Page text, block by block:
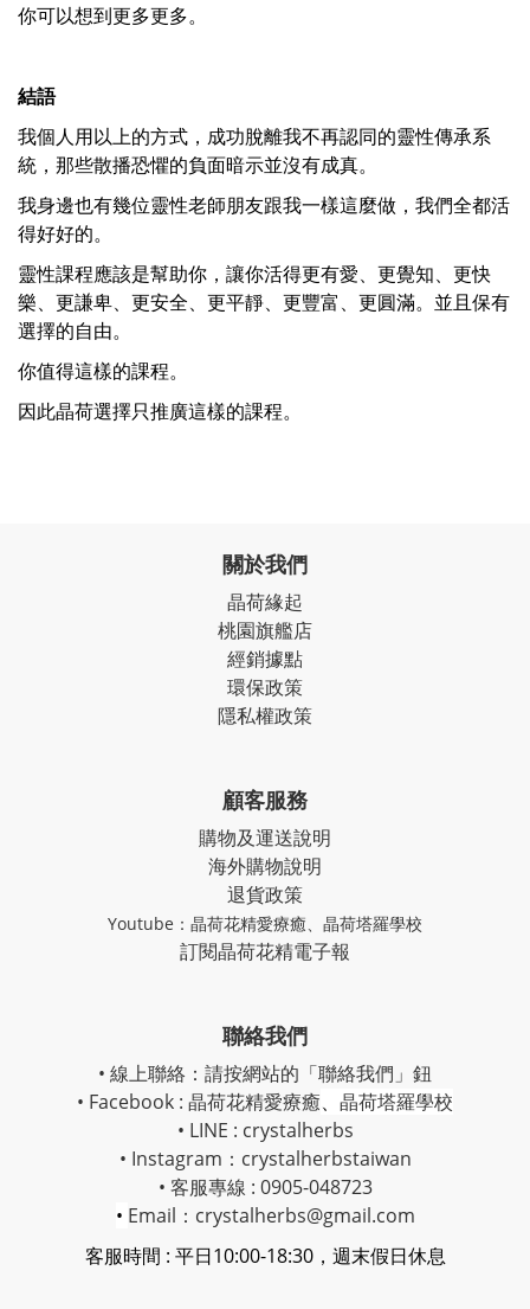
你可以想到更多更多。
結語
我個人用以上的方式，成功脫離我不再認同的靈性傳承系
統，那些散播恐懼的負面暗示並沒有成真。
我身邊也有幾位靈性老師朋友跟我一樣這麼做，我們全都活
得好好的。
靈性課程應該是幫助你，讓你活得更有愛、更覺知、更快
樂、更謙卑、更安全、更平靜、更豐富、更圓滿。並且保有
選擇的自由。
你值得這樣的課程。
因此晶荷選擇只推廣這樣的課程。
關於我們
晶荷緣起
桃園旗艦店
經銷據點
環保政策
隱私權政策
顧客服務
購物及運送說明
海外購物說明
退貨政策
Youtube： 晶荷花精愛療癒、 晶荷塔羅學校
訂閱晶荷花精電子報
聯絡我們
• 線上聯絡：請按網站的「聯絡我們」鈕
• Facebook : 晶荷花精愛療癒、 晶荷塔羅學校
• LINE : crystalherbs
• Instagram： crystalherbstaiwan
• 客服專線 : 0905-048723
• Email：crystalherbs@gmail.com
客服時間 : 平日10:00-18:30，週末假日休息